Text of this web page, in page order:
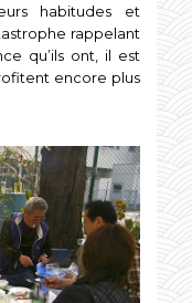
habitudes et
rappelant
qu’ils ont, il est
encore plus